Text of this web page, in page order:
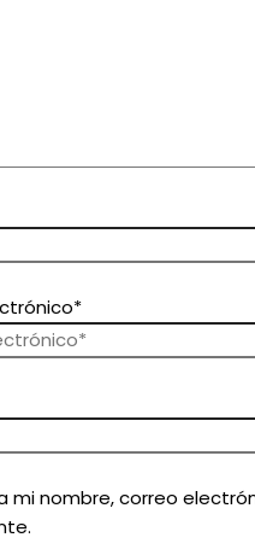
mi nombre, correo